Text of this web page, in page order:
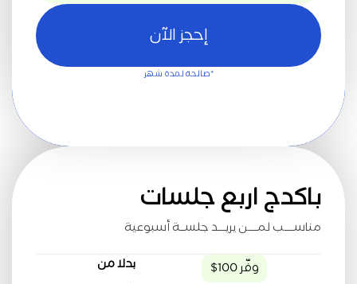
باكدج اربع جلسات
مناســــب لمــــن يريـــد جلســة أسبوعية
بدلا من وفّر 100$
إحجز الآن
*صالحة لمدة شهر